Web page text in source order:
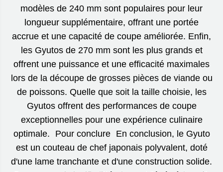
modèles de 240 mm sont populaires pour leur
longueur supplémentaire, offrant une portée
accrue et une capacité de coupe améliorée. Enfin,
les Gyutos de 270 mm sont les plus grands et
offrent une puissance et une efficacité maximales
lors de la découpe de grosses pièces de viande ou
de poissons. Quelle que soit la taille choisie, les
Gyutos offrent des performances de coupe
exceptionnelles pour une expérience culinaire
optimale. Pour conclure En conclusion, le Gyuto
est un couteau de chef japonais polyvalent, doté
d'une lame tranchante et d'une construction solide.